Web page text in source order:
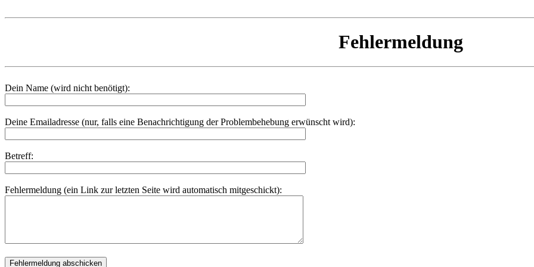
Fehlermeldung
Dein Name (wird nicht benötigt):
Deine Emailadresse (nur, falls eine Benachrichtigung der Problembehebung erwünscht wird):
Betreff:
Fehlermeldung (ein Link zur letzten Seite wird automatisch mitgeschickt):
Fehlermeldung abschicken